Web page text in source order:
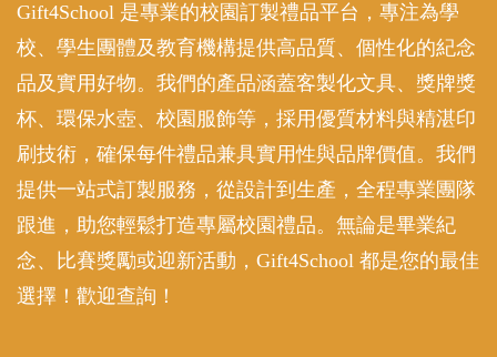
Gift4School 是專業的校園訂製禮品平台，專注為學
校、學生團體及教育機構提供高品質、個性化的紀念
品及實用好物。我們的產品涵蓋客製化文具、獎牌獎
杯、環保水壺、校園服飾等，採用優質材料與精湛印
刷技術，確保每件禮品兼具實用性與品牌價值。我們
提供一站式訂製服務，從設計到生產，全程專業團隊
跟進，助您輕鬆打造專屬校園禮品。無論是畢業紀
念、比賽獎勵或迎新活動，Gift4School 都是您的最佳
選擇！歡迎查詢！